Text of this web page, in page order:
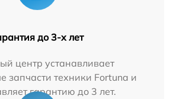
до 3-х лет
центр устанавливает
запчасти техники Fortuna и
гарантию до 3 лет.